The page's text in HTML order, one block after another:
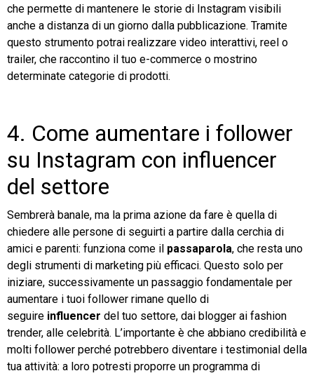
che permette di mantenere le storie di Instagram visibili
anche a distanza di un giorno dalla pubblicazione. Tramite
questo strumento potrai realizzare video interattivi, reel o
trailer, che raccontino il tuo e-commerce o mostrino
determinate categorie di prodotti.
4. Come aumentare i follower
su Instagram con influencer
del settore
Sembrerà banale, ma la prima azione da fare è quella di
chiedere alle persone di seguirti a partire dalla cerchia di
amici e parenti: funziona come il passaparola, che resta uno
degli strumenti di marketing più efficaci. Questo solo per
iniziare, successivamente un passaggio fondamentale per
aumentare i tuoi follower rimane quello di
seguire influencer del tuo settore, dai blogger ai fashion
trender, alle celebrità. L’importante è che abbiano credibilità e
molti follower perché potrebbero diventare i testimonial della
tua attività: a loro potresti proporre un programma di